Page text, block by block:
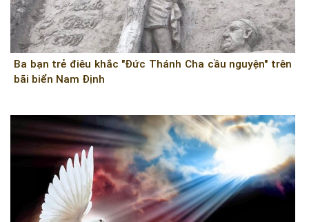
Ba bạn trẻ điêu khắc "Đức Thánh Cha cầu nguyện" trên
bãi biển Nam Định